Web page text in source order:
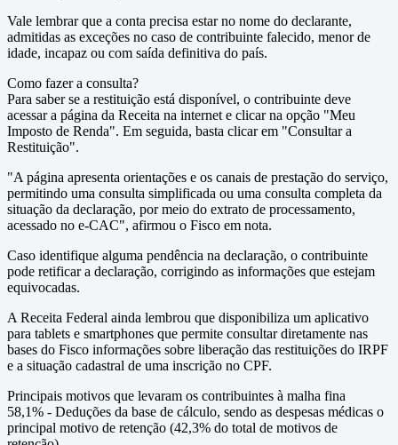
Vale lembrar que a conta precisa estar no nome do declarante,
admitidas as exceções no caso de contribuinte falecido, menor de
idade, incapaz ou com saída definitiva do país.
Como fazer a consulta?
Para saber se a restituição está disponível, o contribuinte deve
acessar a página da Receita na internet e clicar na opção "Meu
Imposto de Renda". Em seguida, basta clicar em "Consultar a
Restituição".
"A página apresenta orientações e os canais de prestação do serviço,
permitindo uma consulta simplificada ou uma consulta completa da
situação da declaração, por meio do extrato de processamento,
acessado no e-CAC", afirmou o Fisco em nota.
Caso identifique alguma pendência na declaração, o contribuinte
pode retificar a declaração, corrigindo as informações que estejam
equivocadas.
A Receita Federal ainda lembrou que disponibiliza um aplicativo
para tablets e smartphones que permite consultar diretamente nas
bases do Fisco informações sobre liberação das restituições do IRPF
e a situação cadastral de uma inscrição no CPF.
Principais motivos que levaram os contribuintes à malha fina
58,1% - Deduções da base de cálculo, sendo as despesas médicas o
principal motivo de retenção (42,3% do total de motivos de